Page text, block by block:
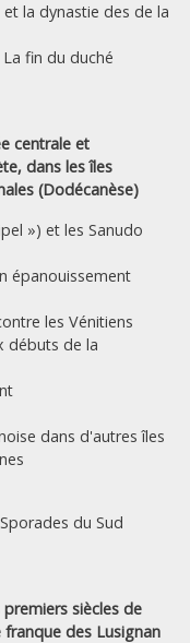
la dynastie des de la
fin du duché
centrale et
dans les îles
(Dodécanèse)
») et les Sanudo
épanouissement
les Vénitiens
débuts de la
dans d'autres îles
du Sud
siècles de
des Lusignan